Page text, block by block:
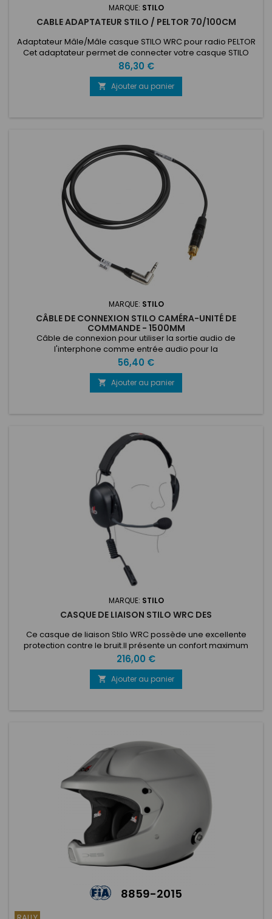
MARQUE: STILO
CABLE ADAPTATEUR STILO / PELTOR 70/100CM
Adaptateur Mâle/Mâle casque STILO WRC pour radio PELTOR
Cet adaptateur permet de connecter votre casque STILO
WRC à une radio PELTOR. 70/100cm
Prix
86,30 €
 Ajouter au panier
MARQUE: STILO
CÂBLE DE CONNEXION STILO CAMÉRA-UNITÉ DE
COMMANDE - 1500MM
Câble de connexion pour utiliser la sortie audio de
l'interphone comme entrée audio pour la
caméra.Compatible avec toute la gamme d'interphones
Stilo (DG-30, DG-10, ST30 DES, WRC DES et WRC03) et avec
presque toutes les caméras (utilise une prise de connexion
normale).
Prix
56,40 €
 Ajouter au panier
MARQUE: STILO
CASQUE DE LIAISON STILO WRC DES
Ce casque de liaison Stilo WRC possède une excellente
protection contre le bruit.Il présente un confort maximum
ainsi qu'un micro flexible pour plus de facilité d'adaptation.Ce
casque est compatible avec la radio WRC03, WRC DES 9V,
DG-10 ET DG-30
Prix
216,00 €
 Ajouter au panier
8859-2015